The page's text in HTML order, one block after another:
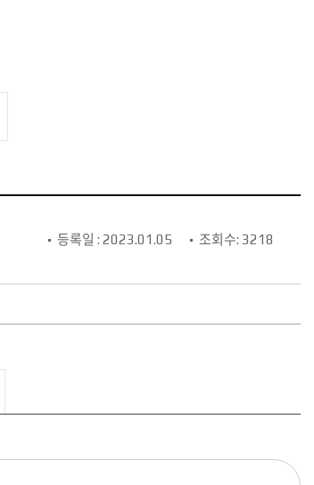
등록일 : 2023.01.05 조회수: 3218